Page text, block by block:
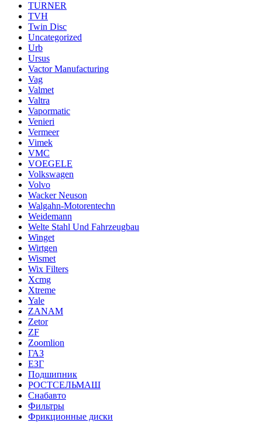
TURNER
TVH
Twin Disc
Uncategorized
Urb
Ursus
Vactor Manufacturing
Vag
Valmet
Valtra
Vapormatic
Venieri
Vermeer
Vimek
VMC
VOEGELE
Volkswagen
Volvo
Wacker Neuson
Walgahn-Motorentechn
Weidemann
Welte Stahl Und Fahrzeugbau
Winget
Wirtgen
Wismet
Wix Filters
Xcmg
Xtreme
Yale
ZANAM
Zetor
ZF
Zoomlion
ГАЗ
ЕЗГ
Подшипник
РОСТСЕЛЬМАШ
Снабавто
Фильтры
Фрикционные диски